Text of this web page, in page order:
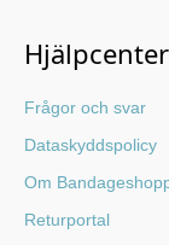
Hjälpcenter
Frågor och svar
Dataskyddspolicy
Om
Returportal